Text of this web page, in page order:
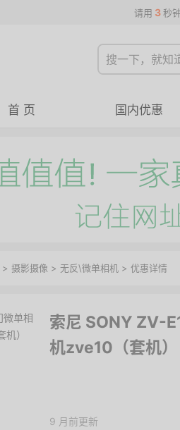
请用 3 秒
首 页 国内优惠
> 摄影摄像 > 无反\微单相机 > 优惠详情
索尼 SONY ZV-
机zve10（套机）
9 月前更新